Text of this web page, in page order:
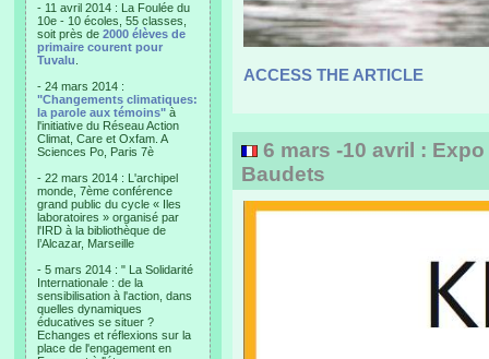
- 11 avril 2014 : La Foulée du
10e - 10 écoles, 55 classes,
soit près de 2000 élèves de
primaire courent pour
Tuvalu
- 24 mars 2014 :
"Changements climatiques:
la parole aux témoins" à
l'initiative du Réseau Action
Climat, Care et Oxfam. A
Sciences Po, Paris 7è
- 22 mars 2014 : L'archipel
monde, 7ème conférence
grand public du cycle « Iles
laboratoires » organisé par
l'IRD à la bibliothèque de
l’Alcazar, Marseille
- 5 mars 2014 : " La Solidarité
Internationale : de la
sensibilisation à l'action, dans
quelles dynamiques
éducatives se situer ?
Echanges et réflexions sur la
place de l'engagement en
ACCESS THE ARTICLE
6 mars -10 avril :
Baudets